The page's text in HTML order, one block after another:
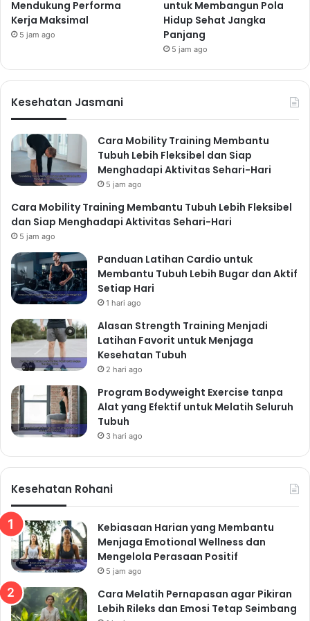
kesehatan mental melalui peningkatan kesehatan
rohani di tengah gempuran informasi dan interaksi di
1. Mengelola Penggunaan Sosial
Media
Sosial media dapat menjadi sumber stres jika
digunakan secara berlebihan atau tidak sehat. Batasi
waktu penggunaan sosial media, kurangi
perbandingan diri dengan orang lain, danunfollow
akun-akun yang memicu emosi negatif. Sadarilah
bahwa apa yang ditampilkan di sosial media seringkali
hanya sebagian kecil dari realita kehidupan seseorang.
Praktik
akan pola penggunaan sosial media Anda dan
mengendalikannya.
2. Membangun Koneksi Nyata
Interaksi online tidak dapat sepenuhnya menggantikan
interaksi nyata. Luangkan waktu untuk bertemu dan
berinteraksi dengan orang-orang terdekat, seperti
keluarga dan teman. Hubungan sosial yang sehat
merupakan sumber dukungan emosional yang penting
untuk menjaga kesehatan mental. Bergabunglah
dengan komunitas atau kegiatan sosial yang sesuai
dengan minat Anda untuk memperluas jaringan
pertemanan dan memperkaya kehidupan sosial Anda.
3. Praktik Meditasi dan
Mindfulness
Meditasi danmindfulnessmerupakan teknik yang
efektif untuk mengurangi stres dan meningkatkan
kesadaran diri. Dengan berlatih meditasi secara
teratur, Anda dapat melatih pikiran untuk tetap tenang
dan fokus, serta lebih mampu mengelola emosi
negatif. Banyak aplikasi meditasi yang tersedia di
Mendukung Performa
Kerja Maksimal
5 jam ago
untuk Membangun Pola
Hidup Sehat Jangka
Panjang
5 jam ago
Kesehatan Jasmani
Cara Mobility Training Membantu
Tubuh Lebih Fleksibel dan Siap
Menghadapi Aktivitas Sehari-Hari
5 jam ago
Cara Mobility Training Membantu Tubuh Lebih Fleksibel
dan Siap Menghadapi Aktivitas Sehari-Hari
5 jam ago
Panduan Latihan Cardio untuk
Membantu Tubuh Lebih Bugar dan Aktif
Setiap Hari
1 hari ago
Alasan Strength Training Menjadi
Latihan Favorit untuk Menjaga
Kesehatan Tubuh
2 hari ago
Program Bodyweight Exercise tanpa
Alat yang Efektif untuk Melatih Seluruh
Tubuh
3 hari ago
Kesehatan Rohani
Kebiasaan Harian yang Membantu
Menjaga Emotional Wellness dan
Mengelola Perasaan Positif
5 jam ago
Cara Melatih Pernapasan agar Pikiran
Lebih Rileks dan Emosi Tetap Seimbang